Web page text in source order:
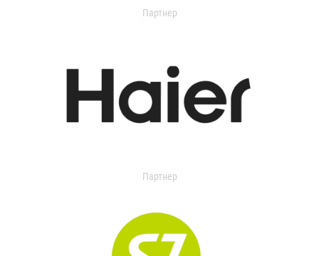
Партнер
Партнер